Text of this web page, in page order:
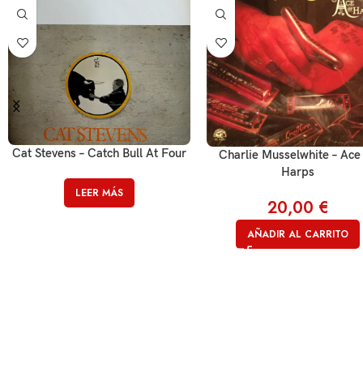
Cat Stevens – Catch Bull At Four
LEER MÁS
Charlie Musselwhite –
Harps
20,00 €
AÑADIR AL CARRITO